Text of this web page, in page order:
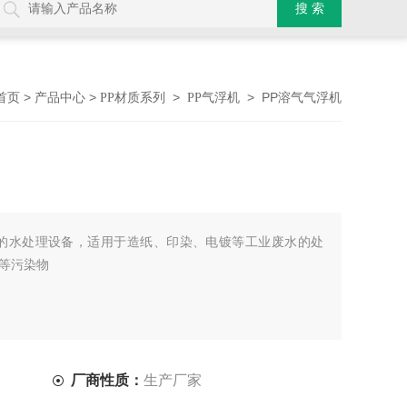
页 > 产品中心 > PP材质系列 > PP气浮机 > PP溶气气浮机
水处理设备，适用于造纸、印染、电镀等工业废水的处
污染物
厂商性质： 生产厂家